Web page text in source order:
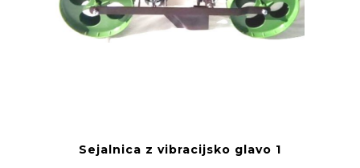
Sejalnica z vibracijsko glavo 1